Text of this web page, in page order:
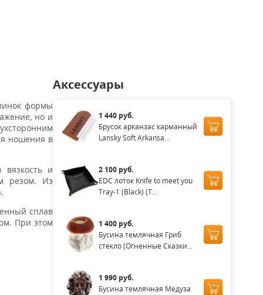
формы
но и
ношения в
вязкость и
резом. Из
сплав
При этом
Аксессуары
1 440 руб.
Брусок арканзас карманный
Lansky Soft Arkansa...
2 100 руб.
EDC лоток Knife to meet you
Tray-1 (Black) (T...
1 400 руб.
Бусина темлячная Гриб
стекло (Огненные Сказки...
1 990 руб.
Бусина темлячная Медуза